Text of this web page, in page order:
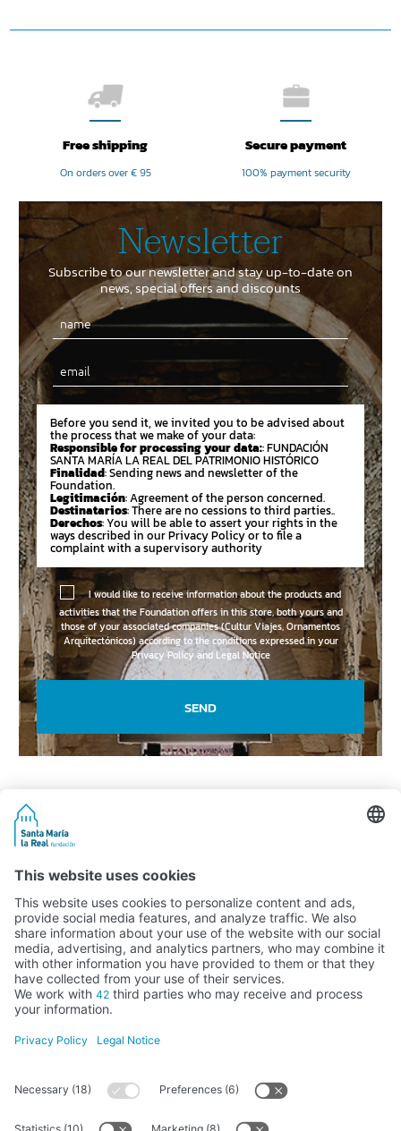
Free shipping
On orders over € 95
Secure payment
100% payment security
Newsletter
Subscribe to our newsletter and stay up-to-date on
news, special offers and discounts
Email
Before you send it, we invited you to be advised about
the process that we make of your data:
Responsible for processing your data:: FUNDACIÓN
SANTA MARÍA LA REAL DEL PATRIMONIO HISTÓRICO
Finalidad: Sending news and newsletter of the
Foundation.
Legitimación: Agreement of the person concerned.
Destinatarios: There are no cessions to third parties..
Derechos: You will be able to assert your rights in the
ways described in our Privacy Policy or to file a
complaint with a supervisory authority
I would like to receive information about the products and
activities that the Foundation offers in this store, both yours and
those of your associated companies (Cultur Viajes, Ornamentos
Arquitectónicos) according to the conditions expressed in your
Privacy Policy and Legal Notice
SEND
Activity subsidised by the Ministry of Education, Culture and Sports
FUNDACIÓN SANTA MARÍA LA REAL DEL PATRIMONIO HISTÓRICO –
Avda. Ronda, 1-3. 34.800 Aguilar de Campoo (Palencia) | 979 125 000 –